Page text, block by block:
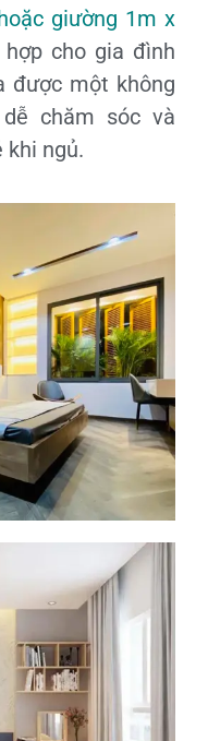
giường 1m x
cho gia đình
được một không
chăm sóc và
khi ngủ.